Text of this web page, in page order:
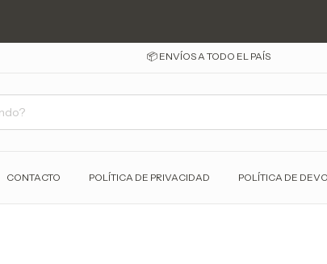
📦 ENVÍOS A TODO EL PAÍS
CONTACTO POLÍTICA DE PRIVACIDAD POLÍTICA DE